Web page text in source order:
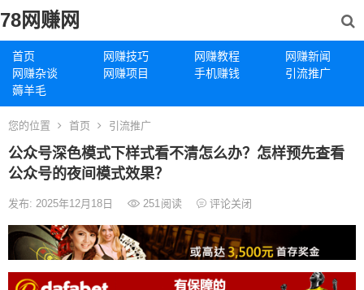
78网赚网
首页 网赚技巧 网赚教程
网赚新闻
网赚杂谈
网赚项目 手机赚钱
引流推广
薅羊毛
您的位置 首页 引流推广
公众号深色模式下样式看不清怎么办？怎样预先查看
公众号的夜间模式效果？
发布: 2025年12月18日 251阅读 评论关闭